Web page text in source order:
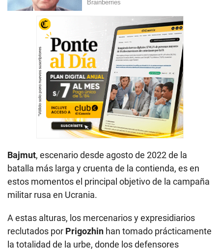
Bajmut, escenario desde agosto de 2022 de la
batalla más larga y cruenta de la contienda, es en
estos momentos el principal objetivo de la campaña
militar rusa en Ucrania.
A estas alturas, los mercenarios y expresidiarios
reclutados por Prigozhin han tomado prácticamente
la totalidad de la urbe, donde los defensores